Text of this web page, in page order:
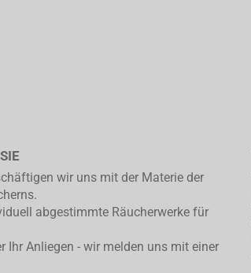
wir uns mit der Materie der
abgestimmte Räucherwerke für
Ihr Anliegen - wir melden uns mit einer